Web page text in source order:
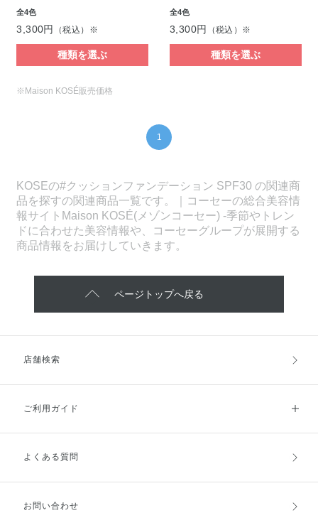
全4色
3,300円 （税込）※
種類を選ぶ
全4色
3,300円 （税込）※
種類を選ぶ
※Maison KOSÉ販売価格
1
KOSEの#クッションファンデーション SPF30 の関連商
品を探すの関連商品一覧です。｜コーセーの総合美容情
報サイトMaison KOSÉ(メゾンコーセー) -季節やトレン
ドに合わせた美容情報や、コーセーグループが展開する
商品情報をお届けしていきます。
ページトップへ戻る
店舗検索
ご利用ガイド
ご利用ガイドトップ
お支払方法
よくある質問
お問い合わせ